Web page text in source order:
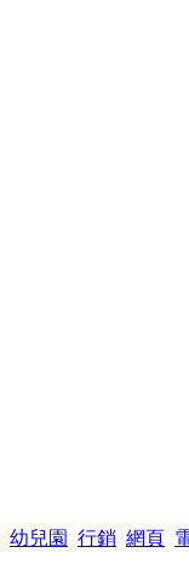
幼兒園 行銷 網頁